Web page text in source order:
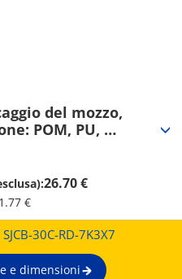
del mozzo,
POM, PU,
/ corpo: alluminio /
7K3X7)
26.70 €
€
SJCB-30C-RD-7K3X7
e dimensioni